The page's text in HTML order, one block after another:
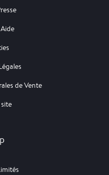
de Vente